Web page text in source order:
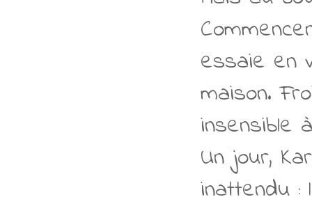
essaie en
maison.
insensible
Un jour,
inattendu